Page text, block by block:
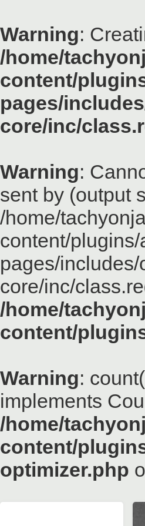
Warning:
/home/
content/
pages/
core/inc/
Warning:
sent by (output
/home/
content/
pages/
core/inc/
/home/
content/
Warning:
implements
/home/
content/
optimizer.php